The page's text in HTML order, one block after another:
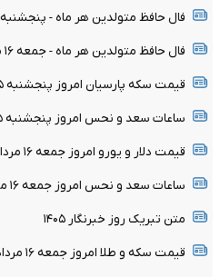
فال حافظ متولدین هر ماه - پنجشنبه ۱۵ مرداد ۱۴۰۵
فال حافظ متولدین هر ماه - جمعه ۱۶ مرداد ۱۴۰۵
قیمت سکه پارسیان امروز پنجشنبه ۱۵ مرداد ۱۴۰۵ + جدول
ساعات سعد و نحس امروز پنجشنبه ۱۵ مرداد + جدول
قیمت دلار و یورو امروز جمعه ۱۶ مرداد ۱۴۰۵ + جدول
ساعات سعد و نحس امروز جمعه ۱۶ مرداد + جدول
متن تبریک روز خبرنگار ۱۴۰۵
قیمت سکه و طلا امروز جمعه ۱۶ مرداد ۱۴۰۵ + جدول